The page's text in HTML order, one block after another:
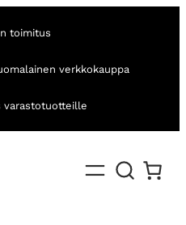
toimitus
verkkokauppa
varastotuotteille